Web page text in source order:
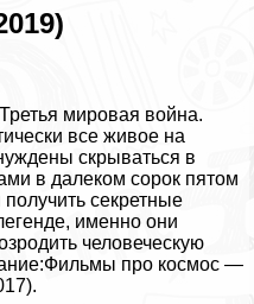
мировая война.
все живое на
скрываться в
в далеком сорок пятом
секретные
именно они
человеческую
Фильмы про космос —
.